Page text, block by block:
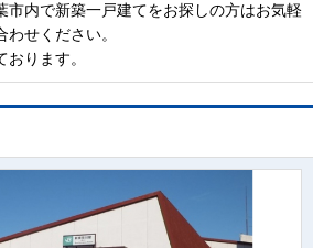
市内で新築一戸建てをお探しの方はお気軽
わせください。
おります。